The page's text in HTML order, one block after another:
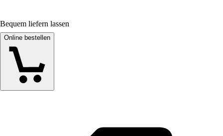
Bequem liefern lassen
Online bestellen